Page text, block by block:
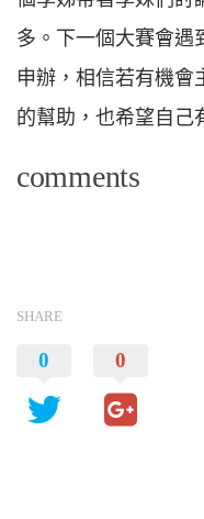
多。下一個大賽會遇
申辦，相信若有機會
的幫助，也希望自己
comments
SHARE
0 0